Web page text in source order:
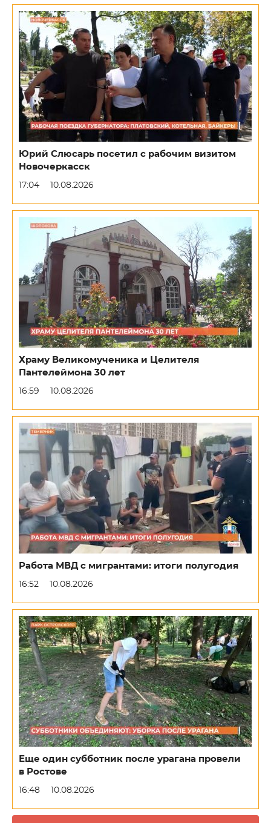
Юрий Слюсарь посетил с рабочим визитом
Новочеркасск
17:04 10.08.2026
Храму Великомученика и Целителя
Пантелеймона 30 лет
16:59 10.08.2026
Работа МВД с мигрантами: итоги полугодия
16:52 10.08.2026
Еще один субботник после урагана провели
в Ростове
16:48 10.08.2026